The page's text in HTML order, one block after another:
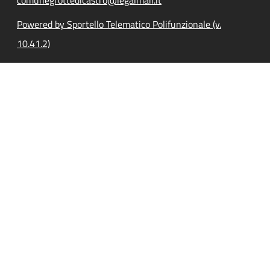
Powered by Sportello Telematico Polifunzionale (v.
10.41.2)